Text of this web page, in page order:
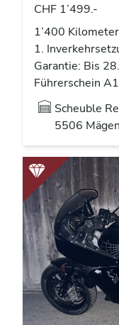
CHF 1’499.-
1’400 Kilometer
1.
Garantie: Bis
Führerschein
Scheuble
5506